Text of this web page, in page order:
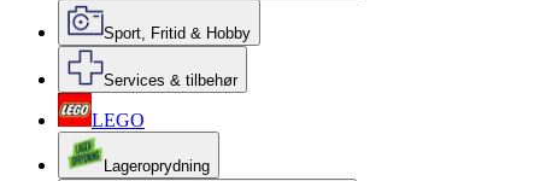
Sport, Fritid & Hobby
Services & tilbehør
LEGO
Lageroprydning